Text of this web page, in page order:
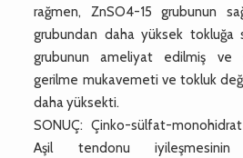
rağmen, ZnSO4-15 grubunun
grubundan daha yüksek
grubunun ameliyat edilmiş ve
gerilme mukavemeti ve tokluk
daha yüksekti.
SONUÇ: Çinko-sülfat-
Aşil tendonu